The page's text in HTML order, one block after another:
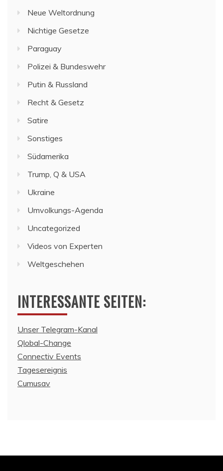
Neue Weltordnung
Nichtige Gesetze
Paraguay
Polizei & Bundeswehr
Putin & Russland
Recht & Gesetz
Satire
Sonstiges
Südamerika
Trump, Q & USA
Ukraine
Umvolkungs-Agenda
Uncategorized
Videos von Experten
Weltgeschehen
INTERESSANTE SEITEN:
Unser Telegram-Kanal
Qlobal-Change
Connectiv Events
Tagesereignis
Cumusav